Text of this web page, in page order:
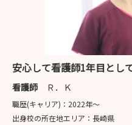
安心して看護師1年目とし
看護師 Ｒ．Ｋ
職歴(キャリア)： 2022年〜
出身校の所在地エリア： 長崎県